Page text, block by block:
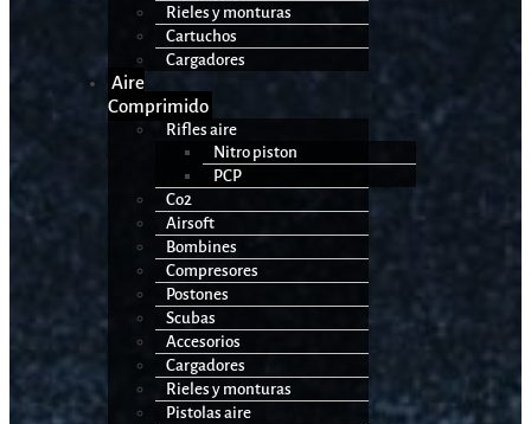
Rieles y monturas
Cartuchos
Cargadores
Aire
Comprimido
Rifles aire
Nitro piston
PCP
Co2
Airsoft
Bombines
Compresores
Postones
Scubas
Accesorios
Cargadores
Rieles y monturas
Pistolas aire